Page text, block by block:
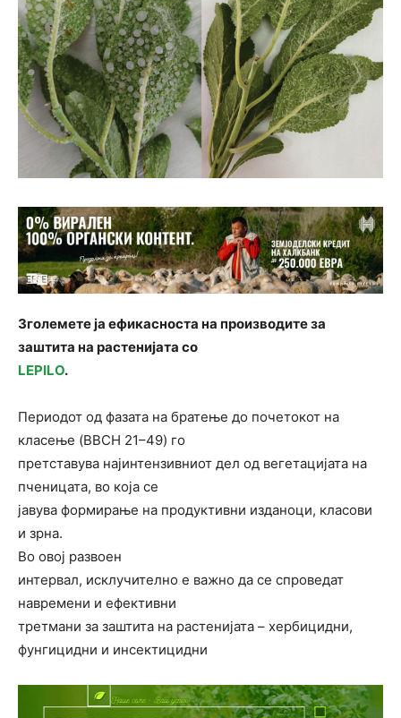
Зголемете ја ефикасноста на производите за
заштита на растенијата со
LEPILO.
Периодот од фазата на братење до почетокот на
класење (BBCH 21–49) го
претставува најинтензивниот дел од вегетацијата на
пченицата, во која се
јавува формирање на продуктивни изданоци, класови
и зрна.
Во овој развоен
интервал, исклучително е важно да се спроведат
навремени и ефективни
третмани за заштита на растенијата – хербицидни,
фунгицидни и инсектицидни